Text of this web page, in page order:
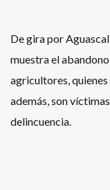
De gira por
muestra el
agricultores,
además, son
delincuencia.